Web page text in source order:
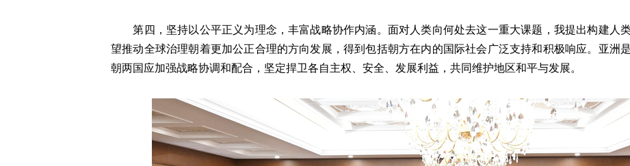
第四，坚持以公平正义为理念，丰富战略协作内涵。面对人类向何处去这一重大课题，我提出构建人
望推动全球治理朝着更加公正合理的方向发展，得到包括朝方在内的国际社会广泛支持和积极响应。亚洲
朝两国应加强战略协调和配合，坚定捍卫各自主权、安全、发展利益，共同维护地区和平与发展。